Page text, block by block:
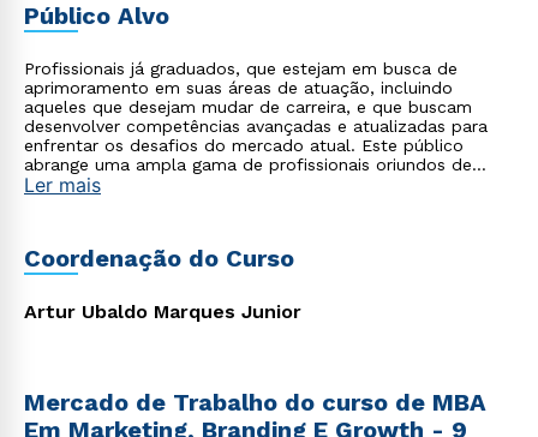
Público Alvo
Profissionais já graduados, que estejam em busca de
aprimoramento em suas áreas de atuação, incluindo
aqueles que desejam mudar de carreira, e que buscam
desenvolver competências avançadas e atualizadas para
enfrentar os desafios do mercado atual. Este público
abrange uma ampla gama de profissionais oriundos de
diversas áreas, como tecnologia, saúde, empresarial,
carreiras e alcançar o sucesso profissional.
Ler mais
Coordenação do Curso
Artur Ubaldo Marques Junior
Mercado de Trabalho do curso de MBA
Em Marketing, Branding E Growth - 9